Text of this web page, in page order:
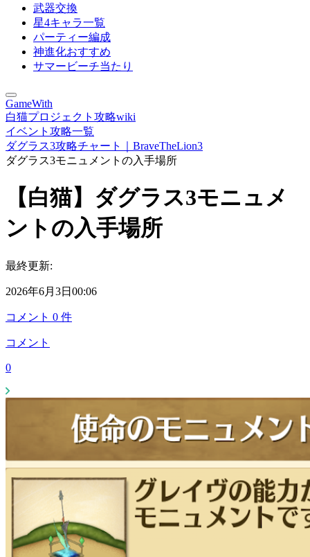
武器交換
星4キャラ一覧
パーティー編成
神進化おすすめ
サマービーチ当たり
GameWith
白猫プロジェクト攻略wiki
イベント攻略一覧
ダグラス3攻略チャート｜BraveTheLion3
ダグラス3モニュメントの入手場所
【白猫】ダグラス3モニュメ
ントの入手場所
最終更新:
2026年6月3日00:06
コメント 0 件
コメント
0